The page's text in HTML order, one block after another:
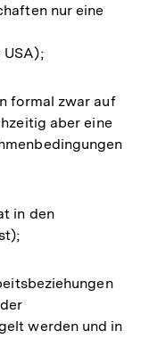
nur eine
USA);
formal zwar auf
aber eine
in den
werden und in